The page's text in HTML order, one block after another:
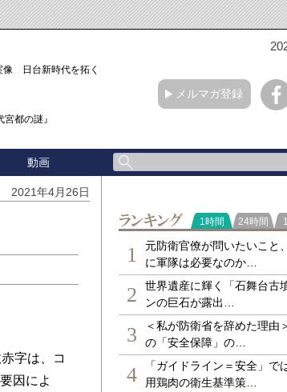
日台新時代を拓く「3
都の謎』
メルマガ登録
動画
2021年4月26日
字は、コ
因によ
ランキン
1時間 24時間
1
元防衛官僚が問いたいこと
に軍隊は必要なのか…
2
世界遺産に輝く「石舞台
ンの巨石が露出…
3
＜私が防衛省を辞めた理由
の「安全保障」の…
4
「ガイドライン＝安全」で
用鶏肉の衛生基準策…